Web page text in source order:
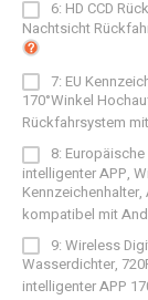
6: HD CCD
Nachtsicht
7: EU
170°Winkel
Rückfahrsystem
8:
intelligenter APP,
kompatibel mit
9: Wireless
Wasserdichter,
intelligenter APP